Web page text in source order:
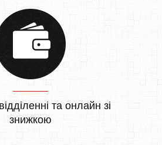
та онлайн зі
знижкою